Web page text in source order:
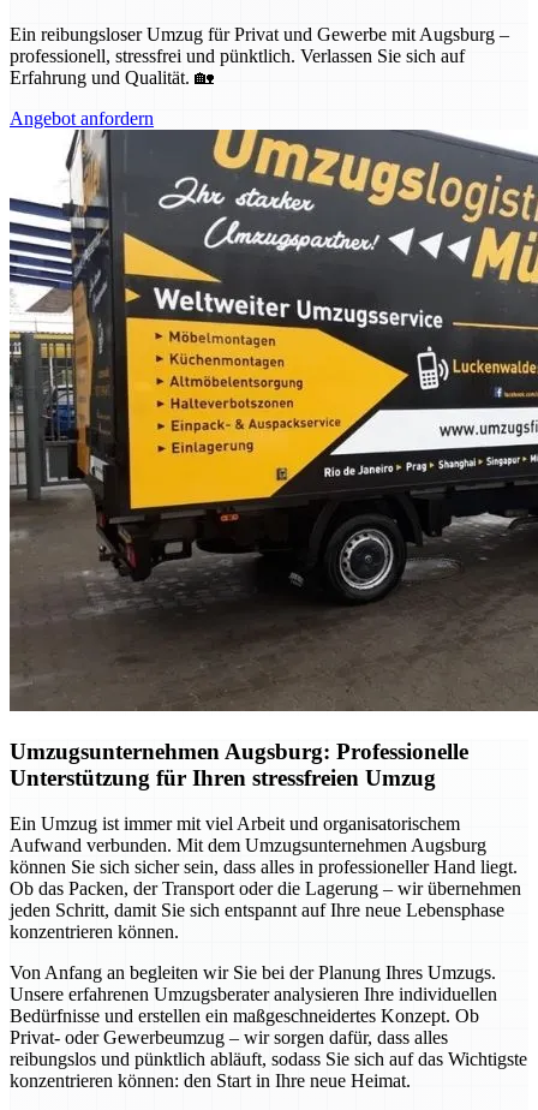
Ein reibungsloser Umzug für Privat und Gewerbe mit Augsburg –
professionell, stressfrei und pünktlich. Verlassen Sie sich auf
Erfahrung und Qualität. 🏡
Angebot anfordern
Umzugsunternehmen Augsburg: Professionelle
Unterstützung für Ihren stressfreien Umzug
Ein Umzug ist immer mit viel Arbeit und organisatorischem
Aufwand verbunden. Mit dem Umzugsunternehmen Augsburg
können Sie sich sicher sein, dass alles in professioneller Hand liegt.
Ob das Packen, der Transport oder die Lagerung – wir übernehmen
jeden Schritt, damit Sie sich entspannt auf Ihre neue Lebensphase
konzentrieren können.
Von Anfang an begleiten wir Sie bei der Planung Ihres Umzugs.
Unsere erfahrenen Umzugsberater analysieren Ihre individuellen
Bedürfnisse und erstellen ein maßgeschneidertes Konzept. Ob
Privat- oder Gewerbeumzug – wir sorgen dafür, dass alles
reibungslos und pünktlich abläuft, sodass Sie sich auf das Wichtigste
konzentrieren können: den Start in Ihre neue Heimat.